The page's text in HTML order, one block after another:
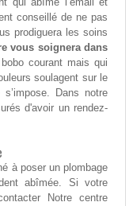
conseillé de ne pas
prodiguera les soins
vous soignera dans
courant mais qui
soulagent sur le
Dans notre
d'avoir un rendez-
à poser un plombage
abîmée. Si votre
Notre centre